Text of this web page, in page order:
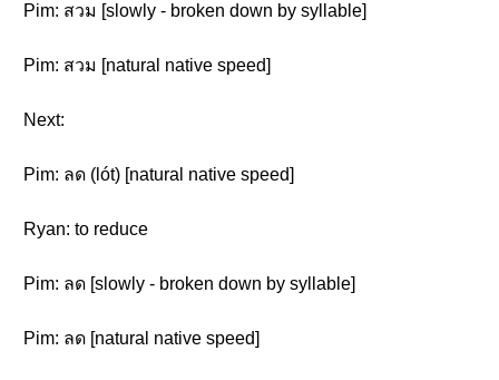
Pim: สวม [slowly - broken down by syllable]
Pim: สวม [natural native speed]
Next:
Pim: ลด (lót) [natural native speed]
Ryan: to reduce
Pim: ลด [slowly - broken down by syllable]
Pim: ลด [natural native speed]